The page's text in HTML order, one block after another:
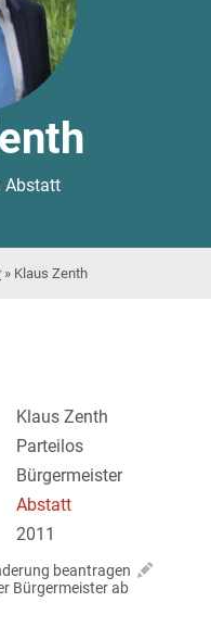
Abstatt
» Klaus Zenth
Klaus Zenth
Parteilos
Bürgermeister
Abstatt
2011
beantragen
Bürgermeister ab